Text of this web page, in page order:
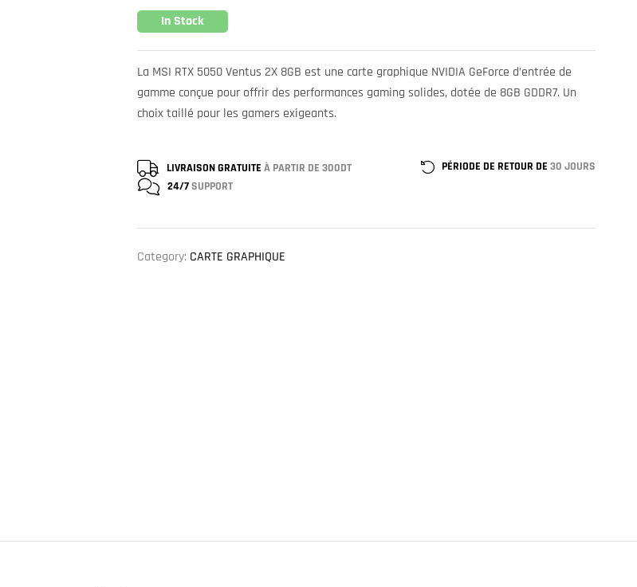
In Stock
La MSI RTX 5050 Ventus 2X 8GB est une carte graphique NVIDIA GeForce d’entrée de
gamme conçue pour offrir des performances gaming solides, dotée de 8GB GDDR7. Un
choix taillé pour les gamers exigeants.
LIVRAISON GRATUITE À PARTIR DE 300DT PÉRIODE DE RETOUR DE 30 JOURS
24/7SUPPORT
Category: CARTE GRAPHIQUE